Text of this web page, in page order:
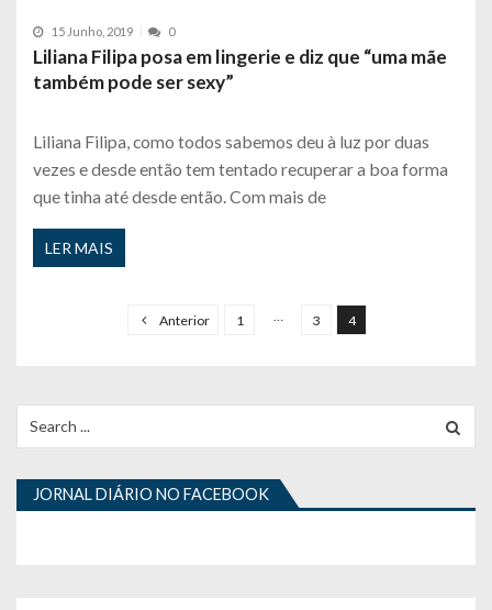
15 Junho, 2019 0
Liliana Filipa posa em lingerie e diz que “uma mãe
também pode ser sexy”
Liliana Filipa, como todos sabemos deu à luz por duas
vezes e desde então tem tentado recuperar a boa forma
que tinha até desde então. Com mais de
LER MAIS
n
a
ç
ã
Anterior 1 … 3 4
for:
JORNAL DIÁRIO NO FACEBOOK